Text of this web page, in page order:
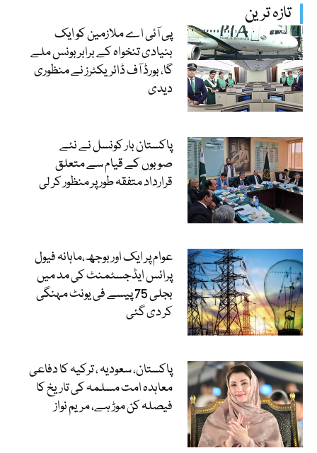
تازہ ترین
پی آئی اے ملازمین کو ایک
بنیادی تنخواہ کے برابر بونس ملے
گا، بورڈ آف ڈائریکٹرز نے منظوری
دیدی
پاکستان بار کونسل نے نئے
صوبوں کے قیام سے متعلق
قرارداد متفقہ طور پر منظور کر لی
عوام پر ایک اور بوجھ،ماہانہ فیول
پرائس ایڈجسٹمنٹ کی مد میں
بجلی 75 پیسے فی یونٹ مہنگی
کر دی گئی
پاکستان، سعودیہ ، ترکیہ کا دفاعی
معاہدہ امت مسلمہ کی تاریخ کا
فیصلہ کن موڑ ہے، مریم نواز